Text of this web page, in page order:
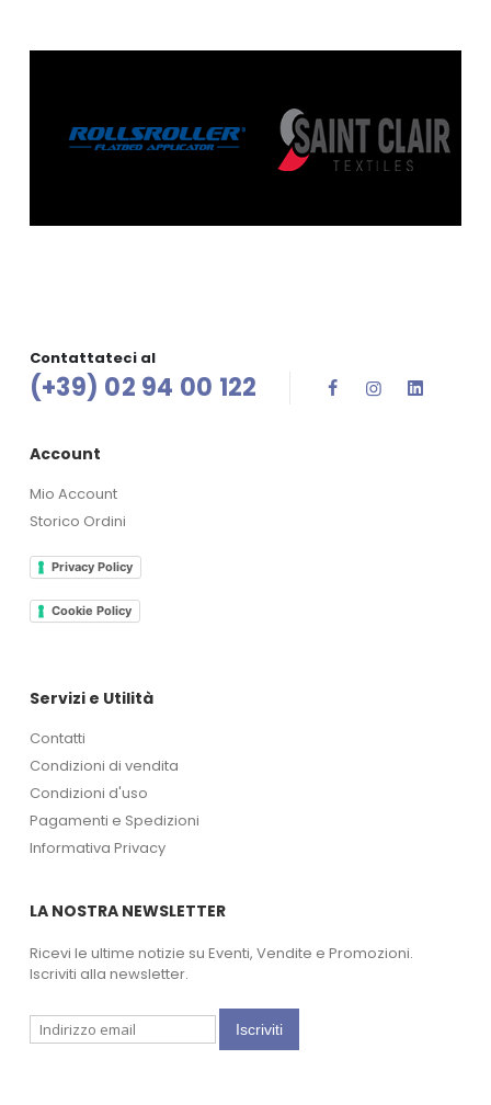
Contattateci al
(+39) 02 94 00 122
Account
Mio Account
Storico Ordini
Privacy Policy
Cookie Policy
Servizi e Utilità
Contatti
Condizioni di vendita
Condizioni d'uso
Pagamenti e Spedizioni
Informativa Privacy
LA NOSTRA NEWSLETTER
Ricevi le ultime notizie su Eventi, Vendite e Promozioni.
Iscriviti alla newsletter.
Iscriviti